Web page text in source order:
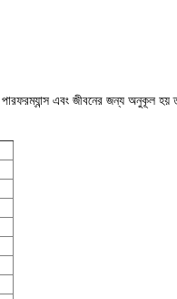
পারফরম্যান্স এবং জীবনের জন্য অনুকূল